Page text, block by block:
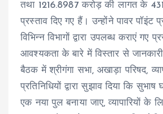
तथा 1216.8987 करोड़ की लागत के
प्रस्ताव दिए गए हैं। उन्होंने पावर
विभिन्न विभागों द्वारा उपलब्ध कराएं गए
आवश्यकता के बारे में विस्तार से जानकारी
बैठक में श्रीगंगा सभा, अखाड़ा परिषद,
प्रतिनिधियों द्वारा सुझाव दिया कि
एक नया पुल बनाया जाए, व्यापारियों के